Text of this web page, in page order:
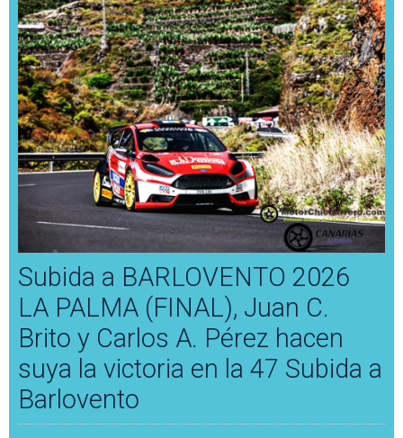
Subida a BARLOVENTO 2026
LA PALMA (FINAL), Juan C.
Brito y Carlos A. Pérez hacen
suya la victoria en la 47 Subida a
Barlovento